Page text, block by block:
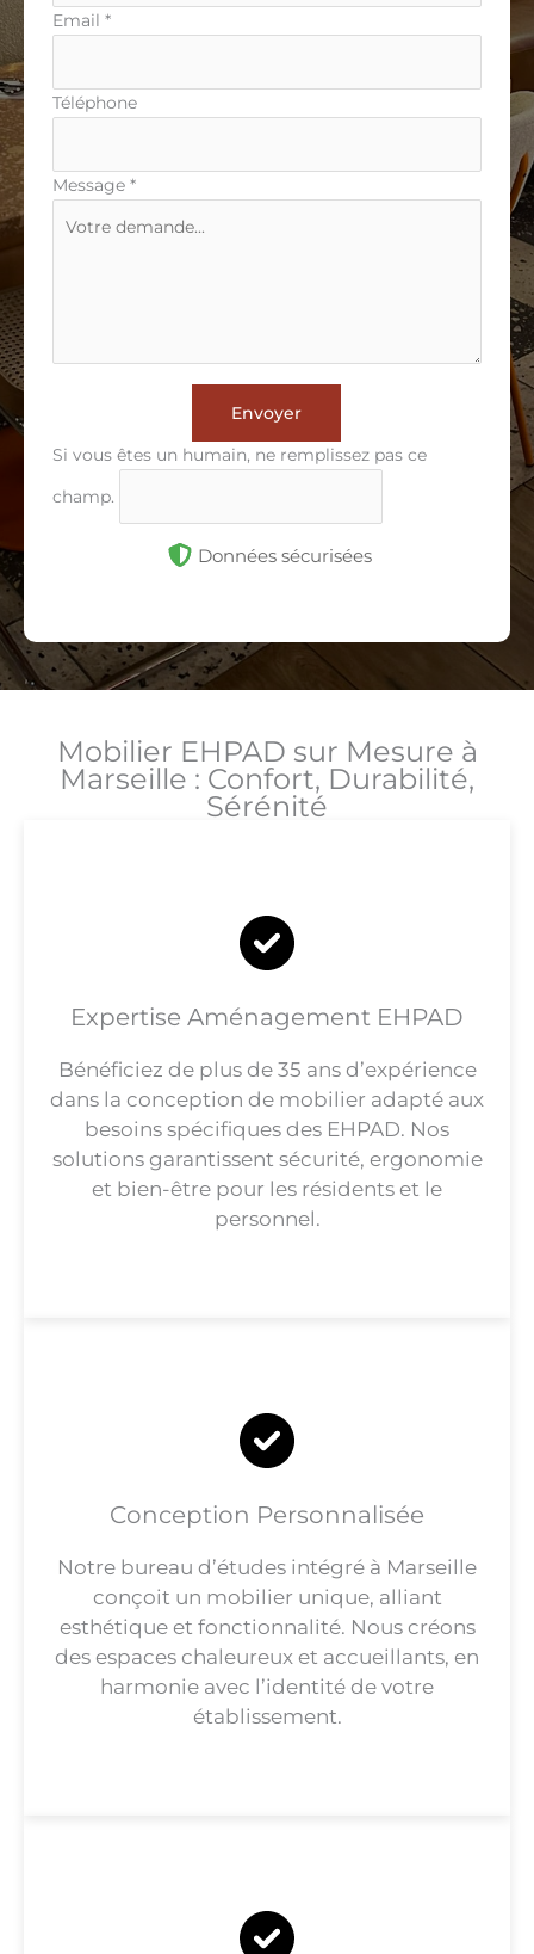
Email *
Téléphone
Message *
Envoyer
Si vous êtes un humain, ne remplissez pas ce
champ.
Données sécurisées
Mobilier EHPAD sur Mesure à
Marseille : Confort, Durabilité,
Sérénité
Expertise Aménagement EHPAD
Bénéficiez de plus de 35 ans d’expérience
dans la conception de mobilier adapté aux
besoins spécifiques des EHPAD. Nos
solutions garantissent sécurité, ergonomie
et bien-être pour les résidents et le
personnel.
Conception Personnalisée
Notre bureau d’études intégré à Marseille
conçoit un mobilier unique, alliant
esthétique et fonctionnalité. Nous créons
des espaces chaleureux et accueillants, en
harmonie avec l’identité de votre
établissement.